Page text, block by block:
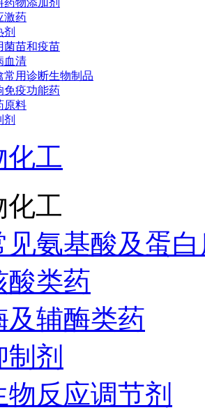
药物添加剂
激药
剂
菌苗和疫苗
血清
常用诊断生物制品
免疫功能药
原料
剂
化工
化工
见氨基酸及蛋
酸类药
及辅酶类药
制剂
物反应调节剂